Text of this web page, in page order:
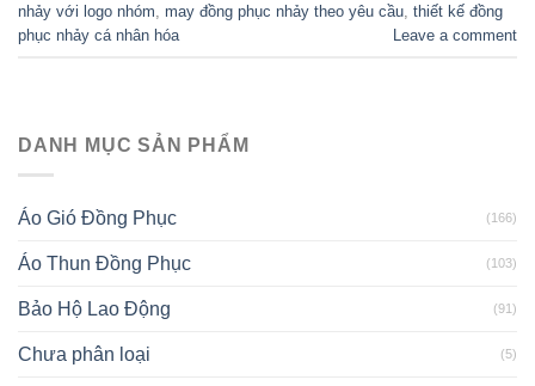
nhảy với logo nhóm may đồng phục nhảy theo yêu cầu thiết kế đồng
phục nhảy cá nhân hóa
Leave a comment
DANH MỤC SẢN PHẨM
Áo Gió Đồng Phục (166)
Áo Thun Đồng Phục (103)
Bảo Hộ Lao Động (91)
Chưa phân loại (5)